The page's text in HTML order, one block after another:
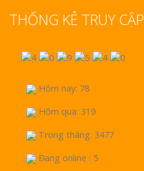
THỐNG KÊ TRUY CẬP
Hôm nay: 78
Hôm qua: 319
Trong tháng: 3477
Đang online : 5